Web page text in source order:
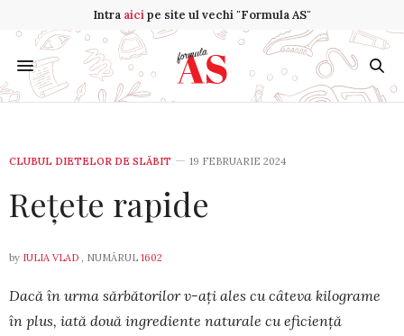
Intra aicipe site ul vechi "Formula AS"
CLUBUL DIETELOR DE SLĂBIT 19 FEBRUARIE 2024
Rețete rapide
by IULIA VLAD , NUMĂRUL 1602
Dacă în urma sărbătorilor v-ați ales cu câteva kilograme
în plus, iată două ingrediente naturale cu eficiență